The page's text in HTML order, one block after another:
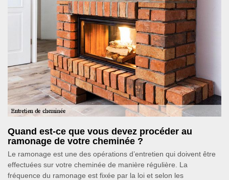
Quand est-ce que vous devez procéder au
ramonage de votre cheminée ?
Le ramonage est une des opérations d’entretien qui doivent être
effectuées sur votre cheminée de manière régulière. La
fréquence du ramonage est fixée par la loi et selon les